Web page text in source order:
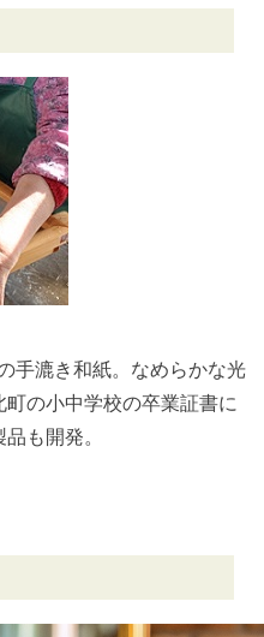
手漉き和紙。なめらかな光
の小中学校の卒業証書に
も開発。